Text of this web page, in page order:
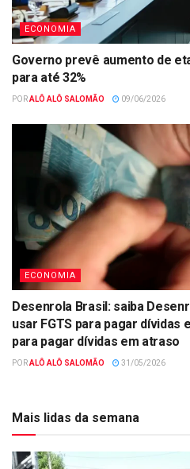
ECONOMIA
Governo prevê aumento de
para até 32%
PORALÔ ALÔ SALOMÃO 09/06/2026
ECONOMIA
Desenrola Brasil: saiba
usar FGTS para pagar dívidas
para pagar dívidas em atraso
PORALÔ ALÔ SALOMÃO 31/05/2026
Mais lidas da semana